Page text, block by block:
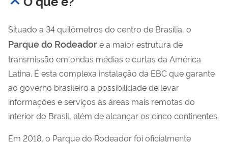
Situado a 34 quilômetros do centro de Brasília, o
Parque do Rodeadoré a maior estrutura de
transmissão em ondas médias e curtas da América
Latina. É esta complexa instalação da EBC que garante
ao governo brasileiro a possibilidade de levar
informações e serviços às áreas mais remotas do
interior do Brasil, além de alcançar os cinco continentes.
Em 2018, o Parque do Rodeador foi oficialmente